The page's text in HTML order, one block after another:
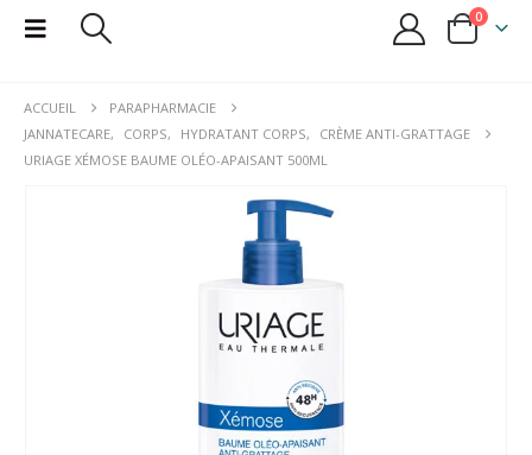
0
ACCUEIL
PARAPHARMACIE
JANNATECARE, CORPS, HYDRATANT CORPS,
CRÈME ANTI-GRATTAGE
URIAGE XÉMOSE BAUME OLÉO-APAISANT 500ML